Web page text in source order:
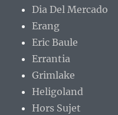
Dia Del Mercado
Erang
Eric Baule
Errantia
Grimlake
Heligoland
Hors Sujet